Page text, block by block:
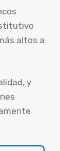
altos a
y